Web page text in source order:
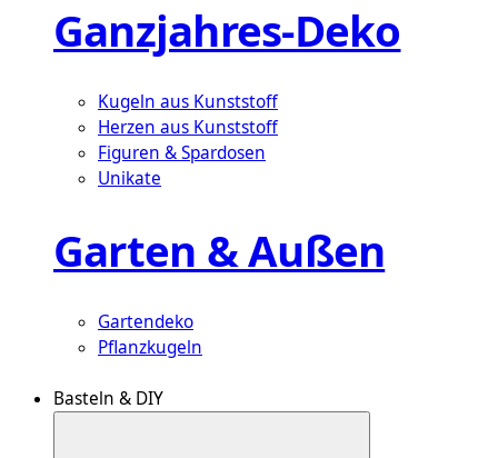
Ganzjahres-Deko
Kugeln aus Kunststoff
Herzen aus Kunststoff
Figuren & Spardosen
Unikate
Garten & Außen
Gartendeko
Pflanzkugeln
Basteln & DIY